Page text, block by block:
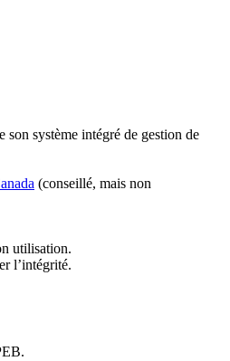
système intégré de gestion de
(conseillé, mais non
utilisation.
l’intégrité.